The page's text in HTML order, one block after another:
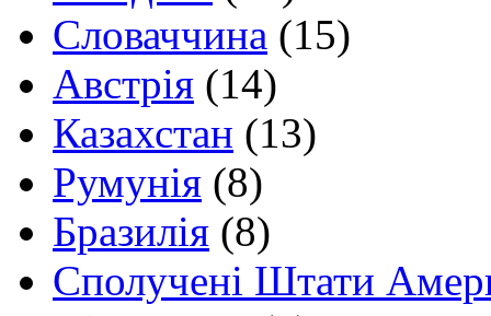
Словаччина (15)
Австрія (14)
Казахстан (13)
Румунія (8)
Бразилія (8)
Сполучені Штати